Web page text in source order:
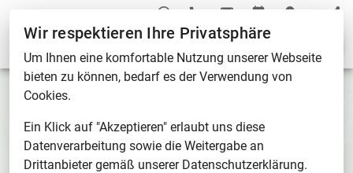
Aktuelles
Kurzentschlossene im
Schädelbasiskurs
Wir respektieren Ihre Privatsphäre
Um Ihnen eine komfortable Nutzung unserer Webseite
bieten zu können, bedarf es der Verwendung von
Cookies.
Ein Klick auf "Akzeptieren" erlaubt uns diese
Datenverarbeitung sowie die Weitergabe an
Drittanbieter gemäß unserer Datenschutzerklärung.